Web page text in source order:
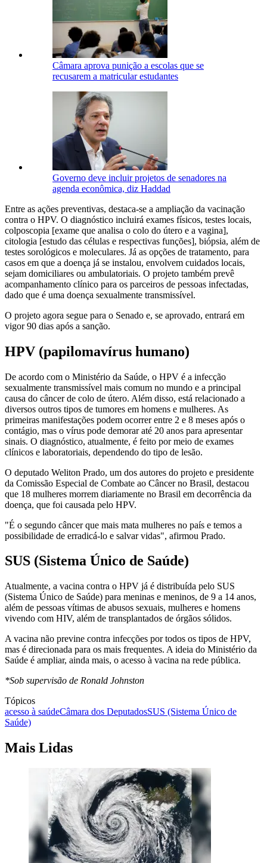
Câmara aprova punição a escolas que se
recusarem a matricular estudantes
Governo deve incluir projetos de senadores na
agenda econômica, diz Haddad
Entre as ações preventivas, destaca-se a ampliação da vacinação
contra o HPV. O diagnóstico incluirá exames físicos, testes locais,
colposcopia [exame que analisa o colo do útero e a vagina],
citologia [estudo das células e respectivas funções], biópsia, além de
testes sorológicos e moleculares. Já as opções de tratamento, para
casos em que a doença já se instalou, envolvem cuidados locais,
sejam domiciliares ou ambulatoriais. O projeto também prevê
acompanhamento clínico para os parceiros de pessoas infectadas,
dado que é uma doença sexualmente transmissível.
O projeto agora segue para o Senado e, se aprovado, entrará em
vigor 90 dias após a sanção.
HPV (papilomavírus humano)
De acordo com o Ministério da Saúde, o HPV é a infecção
sexualmente transmissível mais comum no mundo e a principal
causa do câncer de colo de útero. Além disso, está relacionado a
diversos outros tipos de tumores em homens e mulheres. As
primeiras manifestações podem ocorrer entre 2 e 8 meses após o
contágio, mas o vírus pode demorar até 20 anos para apresentar
sinais. O diagnóstico, atualmente, é feito por meio de exames
clínicos e laboratoriais, dependendo do tipo de lesão.
O deputado Weliton Prado, um dos autores do projeto e presidente
da Comissão Especial de Combate ao Câncer no Brasil, destacou
que 18 mulheres morrem diariamente no Brasil em decorrência da
doença, que foi causada pelo HPV.
"É o segundo câncer que mais mata mulheres no país e temos a
possibilidade de erradicá-lo e salvar vidas", afirmou Prado.
SUS (Sistema Único de Saúde)
Atualmente, a vacina contra o HPV já é distribuída pelo SUS
(Sistema Único de Saúde) para meninas e meninos, de 9 a 14 anos,
além de pessoas vítimas de abusos sexuais, mulheres e homens
vivendo com HIV, além de transplantados de órgãos sólidos.
A vacina não previne contra infecções por todos os tipos de HPV,
mas é direcionada para os mais frequentes. A ideia do Ministério da
Saúde é ampliar, ainda mais, o acesso à vacina na rede pública.
*Sob supervisão de Ronald Johnston
Tópicos
acesso à saúdeCâmara dos DeputadosSUS (Sistema Único de
Saúde)
Mais Lidas